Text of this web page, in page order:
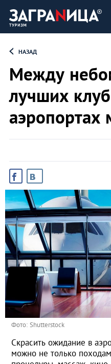
НАЗАД
Между
лучших
аэропортах
Фото: Shutterstock
Скрасить ожидание в
можно не только